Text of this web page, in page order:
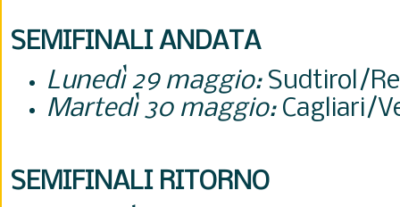
SEMIFINALI ANDATA
Lunedì 29 maggio:Sudtirol/
Martedì 30 maggio:Cagliari/
SEMIFINALI RITORNO